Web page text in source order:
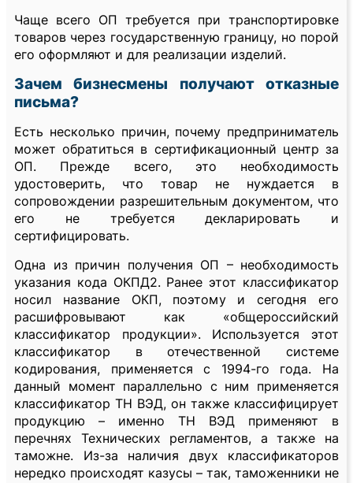
Чаще всего ОП требуется при транспортировке
товаров через государственную границу, но порой
его оформляют и для реализации изделий.
Зачем бизнесмены получают отказные
письма?
Есть несколько причин, почему предприниматель
может обратиться в сертификационный центр за
ОП. Прежде всего, это необходимость
удостоверить, что товар не нуждается в
сопровождении разрешительным документом, что
его не требуется декларировать и
сертифицировать.
Одна из причин получения ОП – необходимость
указания кода ОКПД2. Ранее этот классификатор
носил название ОКП, поэтому и сегодня его
расшифровывают как «общероссийский
классификатор продукции». Используется этот
классификатор в отечественной системе
кодирования, применяется с 1994-го года. На
данный момент параллельно с ним применяется
классификатор ТН ВЭД, он также классифицирует
продукцию – именно ТН ВЭД применяют в
перечнях Технических регламентов, а также на
таможне. Из-за наличия двух классификаторов
нередко происходят казусы – так, таможенники не